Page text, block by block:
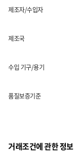
제조자/수입자
제조국
수입 기구/용기
품질보증기준
거래조건에 관한 정보